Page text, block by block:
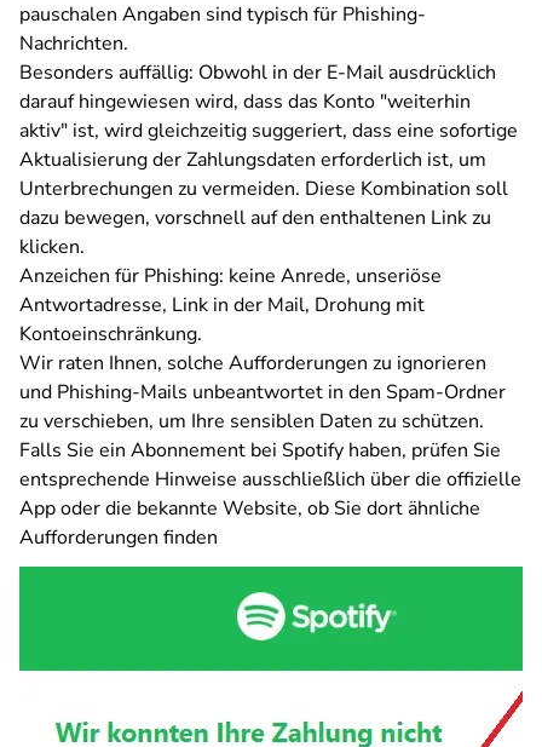
pauschalen Angaben sind typisch für Phishing-
Nachrichten.
Besonders auffällig: Obwohl in der E-Mail ausdrücklich
darauf hingewiesen wird, dass das Konto "weiterhin
aktiv" ist, wird gleichzeitig suggeriert, dass eine sofortige
Aktualisierung der Zahlungsdaten erforderlich ist, um
Unterbrechungen zu vermeiden. Diese Kombination soll
dazu bewegen, vorschnell auf den enthaltenen Link zu
klicken.
Anzeichen für Phishing: keine Anrede, unseriöse
Antwortadresse, Link in der Mail, Drohung mit
Kontoeinschränkung.
Wir raten Ihnen, solche Aufforderungen zu ignorieren
und Phishing-Mails unbeantwortet in den Spam-Ordner
zu verschieben, um Ihre sensiblen Daten zu schützen.
Falls Sie ein Abonnement bei Spotify haben, prüfen Sie
entsprechende Hinweise ausschließlich über die offizielle
Appoder die bekannte Website, ob Sie dort ähnliche
Aufforderungen finden